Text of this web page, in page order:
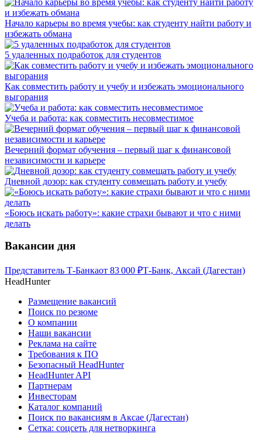
Начало карьеры во время учебы: как студенту найти работу и
избежать обмана
5 удаленных подработок для студентов
Как совместить работу и учебу и избежать эмоционального
выгорания
Учеба и работа: как совместить несовместимое
Вечерний формат обучения – первый шаг к финансовой
независимости и карьере
Дневной дозор: как студенту совмещать работу и учебу
«Боюсь искать работу»: какие страхи бывают и что с ними
делать
Вакансии дня
Представитель Т-Банкаот 83 000 ₽Т-Банк, Аксай (Дагестан)
HeadHunter
Размещение вакансий
Поиск по резюме
О компании
Наши вакансии
Реклама на сайте
Требования к ПО
Безопасный HeadHunter
HeadHunter API
Партнерам
Инвесторам
Каталог компаний
Поиск по вакансиям в Аксае (Дагестан)
Сетка: соцсеть для нетворкинга